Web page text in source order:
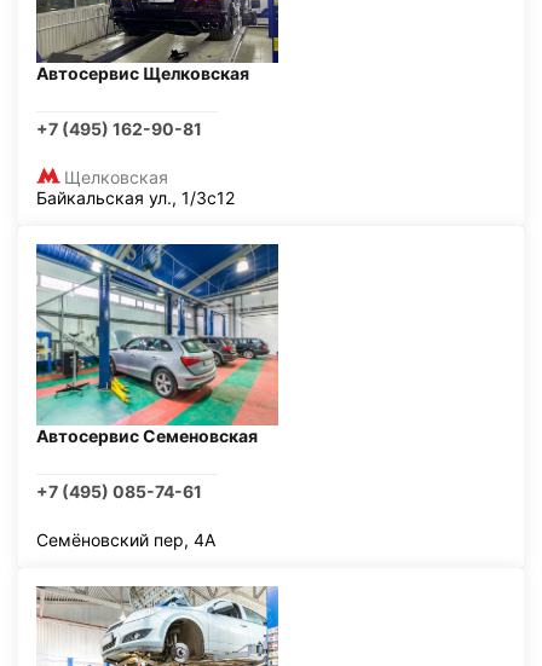
Автосервис Щелковская
+7 (495) 162-90-81
Щелковская
Байкальская ул., 1/3с12
Автосервис Семеновская
+7 (495) 085-74-61
Семёновский пер, 4А